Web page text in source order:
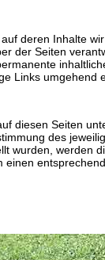
deren Inhalte
der Seiten
Links umgehend
diesen Seiten
des
wurden,